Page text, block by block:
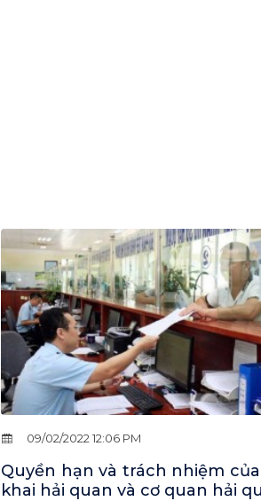
09/02/2022 12:06 PM
Quyền hạn và trách nhiệm
khai hải quan và cơ quan hải